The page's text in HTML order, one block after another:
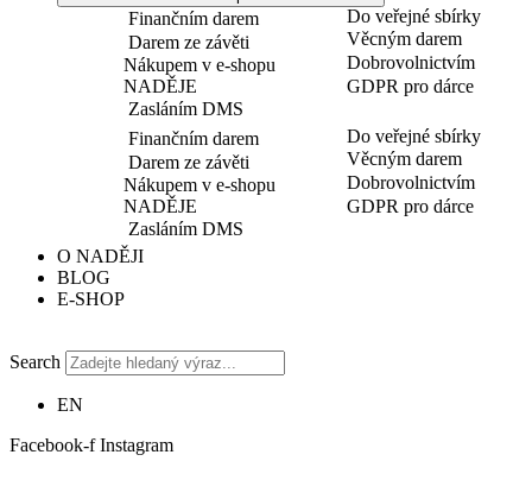
Finančním darem
Darem ze závěti
Nákupem v e-shopu
NADĚJE
Zasláním DMS
Do veřejné sbírky
Věcným darem
Dobrovolnictvím
GDPR pro dárce
Finančním darem
Darem ze závěti
Nákupem v e-shopu
NADĚJE
Zasláním DMS
Do veřejné sbírky
Věcným darem
Dobrovolnictvím
GDPR pro dárce
O NADĚJI
BLOG
E-SHOP
Search
EN
Facebook-f Instagram